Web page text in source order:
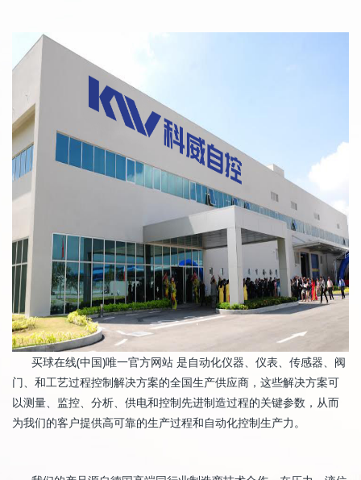
买球在线(中国)唯一官方网站 是自动化仪器、仪表、传感器、阀
门、和工艺过程控制解决方案的全国生产供应商，这些解决方案可
以测量、监控、分析、供电和控制先进制造过程的关键参数，从而
为我们的客户提供高可靠的生产过程和自动化控制生产力。